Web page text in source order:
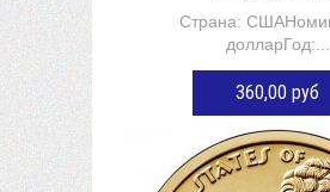
Страна:
долларГод:...
360,00 руб
ДОБАВИТЬ В